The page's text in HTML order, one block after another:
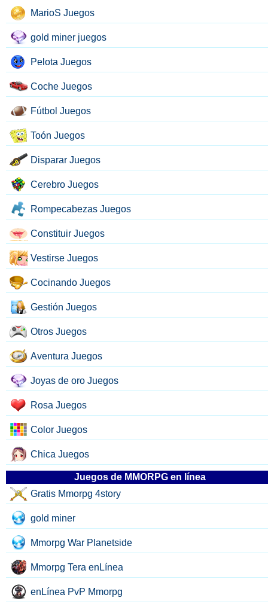
MarioS Juegos
gold miner juegos
Pelota Juegos
Coche Juegos
Fútbol Juegos
Toón Juegos
Disparar Juegos
Cerebro Juegos
Rompecabezas Juegos
Constituir Juegos
Vestirse Juegos
Cocinando Juegos
Gestión Juegos
Otros Juegos
Aventura Juegos
Joyas de oro Juegos
Rosa Juegos
Color Juegos
Chica Juegos
Juegos de MMORPG en línea
Gratis Mmorpg 4story
gold miner
Mmorpg War Planetside
Mmorpg Tera enLínea
enLínea PvP Mmorpg